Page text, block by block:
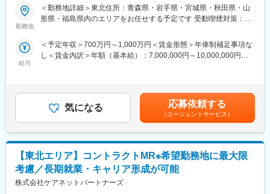
縄行っています。
できる制度があります。社員と社員のご家族が安心し、仕事もプ
ライベートも充実して活躍できるよう、福利厚生制度を整備して
ラスの借り上げ社宅制度や単身赴任のサポート制度を導入し、そ
の利用率も高水準となっています。
■社内認定資格制度
製薬企業での開発パイプラインの変化にともない、当社において
はオンコロジーをはじめスペシャリティ領域のプロジェクトが増
加しています。またスペシャリティ領域については社員の関心も
高く、これに応えるべく専門性の高い人財を育成するための社内
認定資格制度を設けています。現在はオンコロジー分野で「血液
【はじめに】
～50代まで幅広く活躍しており、長期就業も叶う環境です。
医師、薬剤師に課題解決するための医薬品情報を提供、副作用情
報を収集を行っていただきます。
《具体的には...》
■新薬のプロモーション
■長期収載品の市場拡大
■ジェネリック医薬品のプロモーション
※プロジェクトの状況によっては、選考保留（ご紹介できるプロジ
ェクトが出るまで保留）となる場合もございますのであらかじめ
勤務地
＜勤務地詳細＞東北住所：青森県・岩手県・宮城県・秋田県・山
形県・福島県内のエリアをお任せする予定です 受動喫煙対策：屋
む）
給与
＜予定年収＞700万円～1,000万円＜賃金形態＞年俸制補足事項な
し＜賃金内訳＞年額（基本給）：7,000,000円～10,000,000円＜
年間最大40万円※ただし支給条件有。賃金はあくまでも目安の金
額であり、選考を通じて上下する可能性があります。月給(月額)は
固定手当を含めた表記です。
気になる 応募依頼する
（エージェントサービス）
【東北エリア】コントラクトMR※希望勤務地に最大限
考慮／長期就業・キャリア形成が可能
株式会社ケアネットパートナーズ